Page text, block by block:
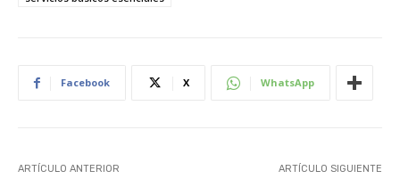
Facebook X WhatsApp
ARTÍCULO ANTERIOR ARTÍCULO SIGUIENTE